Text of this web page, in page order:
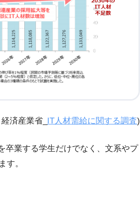
済産業省_ IT人材需給に関する調査)
卒業する学生だけでなく、文系やプ
す。